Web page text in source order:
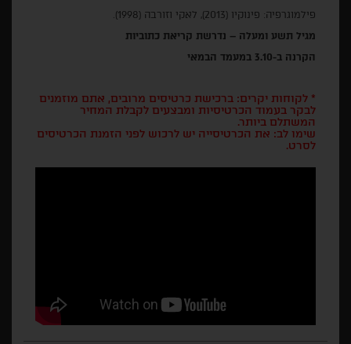
פילמוגרפיה: פינוקיו (2013), לאקי וזורבה (1998).
מגיל תשע ומעלה – נדרשת קריאת כתוביות
הקרנה ב-3.10 במעמד הבמאי
* לקוחות יקרים: ברכישת כרטיסים מרובים, אתם מוזמנים
לבקר בעמוד הכרטיסיות ומבצעים לקבלת המחיר
המשתלם ביותר.
שימו לב: את הכרטיסייה יש לרכוש לפני הזמנת הכרטיסים
לסרט.